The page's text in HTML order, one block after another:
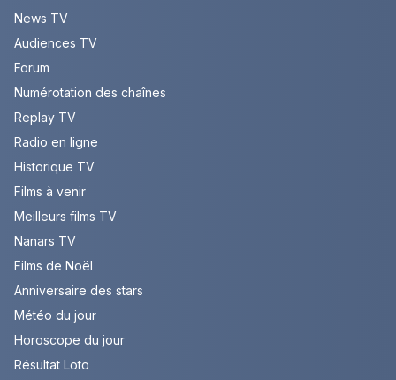
News TV
Audiences TV
Forum
Numérotation des chaînes
Replay TV
Radio en ligne
Historique TV
Films à venir
Meilleurs films TV
Nanars TV
Films de Noël
Anniversaire des stars
Météo du jour
Horoscope du jour
Résultat Loto